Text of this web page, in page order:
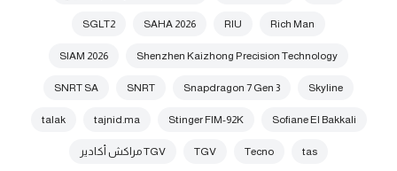
Rich Man
RIU
SAHA 2026
SGLT2
Shenzhen Kaizhong Precision Technology
SIAM 2026
Skyline
Snapdragon 7 Gen 3
SNRT
SNRT SA
Sofiane El Bakkali
Stinger FIM-92K
tajnid.ma
talak
tas
Tecno
TGV TGV مراكش أكادير